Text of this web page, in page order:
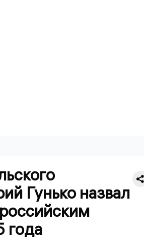
Гунько назвал
года